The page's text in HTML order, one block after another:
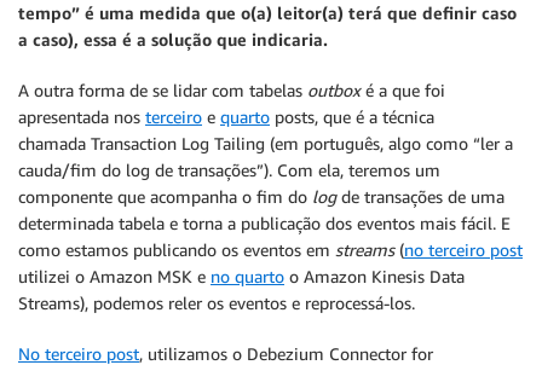
tempo” é uma medida que o(a) leitor(a) terá que definir caso
a caso), essa é a solução que indicaria.
A outra forma de se lidar com tabelas outboxé a que foi
apresentada nos terceiro e quarto posts, que é a técnica
chamada Transaction Log Tailing (em português, algo como “ler a
cauda/fim do log de transações”). Com ela, teremos um
componente que acompanha o fim do logde transações de uma
determinada tabela e torna a publicação dos eventos mais fácil. E
como estamos publicando os eventos em streams(no terceiro post
utilizei o Amazon MSK e no quarto o Amazon Kinesis Data
Streams), podemos reler os eventos e reprocessá-los.
No terceiro post, utilizamos o Debezium Connector for